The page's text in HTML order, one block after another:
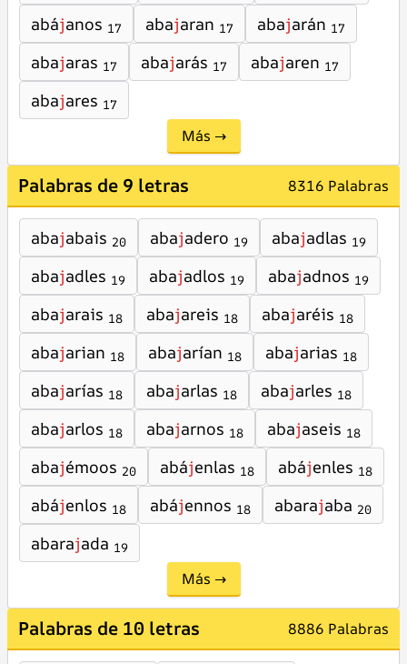
abájanos 17 abajaran 17 abajarán 17
abajaras 17 abajarás 17 abajaren 17
abajares 17
Más →
Palabras de 9 letras 8316 Palabras
abajabais 20 abajadero 19 abajadlas 19
abajadles 19 abajadlos 19 abajadnos 19
abajarais 18 abajareis 18 abajaréis 18
abajarian 18 abajarían 18 abajarias 18
abajarías 18 abajarlas 18 abajarles 18
abajarlos 18 abajarnos 18 abajaseis 18
abajémoos 20 abájenlas 18 abájenles 18
abájenlos 18 abájennos 18 abarajaba 20
abarajada 19
Más →
Palabras de 10 letras 8886 Palabras